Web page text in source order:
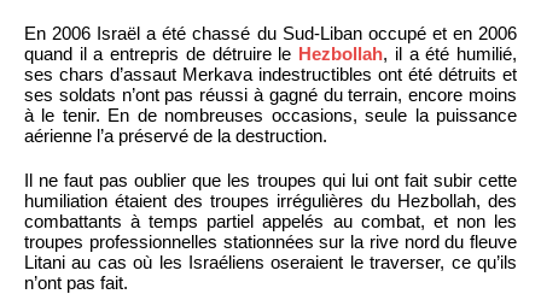
En 2006 Israël a été chassé du Sud-Liban occupé et en 2006
quand il a entrepris de détruire le Hezbollah, il a été humilié,
ses chars d’assaut Merkava indestructibles ont été détruits et
ses soldats n’ont pas réussi à gagné du terrain, encore moins
à le tenir. En de nombreuses occasions, seule la puissance
aérienne l’a préservé de la destruction.
Il ne faut pas oublier que les troupes qui lui ont fait subir cette
humiliation étaient des troupes irrégulières du Hezbollah, des
combattants à temps partiel appelés au combat, et non les
troupes professionnelles stationnées sur la rive nord du fleuve
Litani au cas où les Israéliens oseraient le traverser, ce qu’ils
n’ont pas fait.